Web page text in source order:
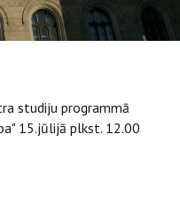
studiju programmā
15.jūlijā plkst. 12.00